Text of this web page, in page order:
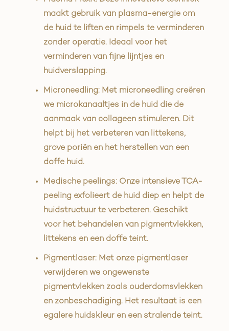
maakt gebruik van plasma-energie om
de huid te liften en rimpels te verminderen
zonder operatie. Ideaal voor het
verminderen van fijne lijntjes en
huidverslapping.
Microneedling: Met microneedling creëren
we microkanaaltjes in de huid die de
aanmaak van collageen stimuleren. Dit
helpt bij het verbeteren van littekens,
grove poriën en het herstellen van een
doffe huid.
Medische peelings: Onze intensieve TCA-
peeling exfolieert de huid diep en helpt de
huidstructuur te verbeteren. Geschikt
voor het behandelen van pigmentvlekken,
littekens en een doffe teint.
Pigmentlaser: Met onze pigmentlaser
verwijderen we ongewenste
pigmentvlekken zoals ouderdomsvlekken
en zonbeschadiging. Het resultaat is een
egalere huidskleur en een stralende teint.